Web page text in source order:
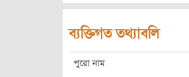
ব্যক্তিগত তথ্যাবলি
পুরো নাম